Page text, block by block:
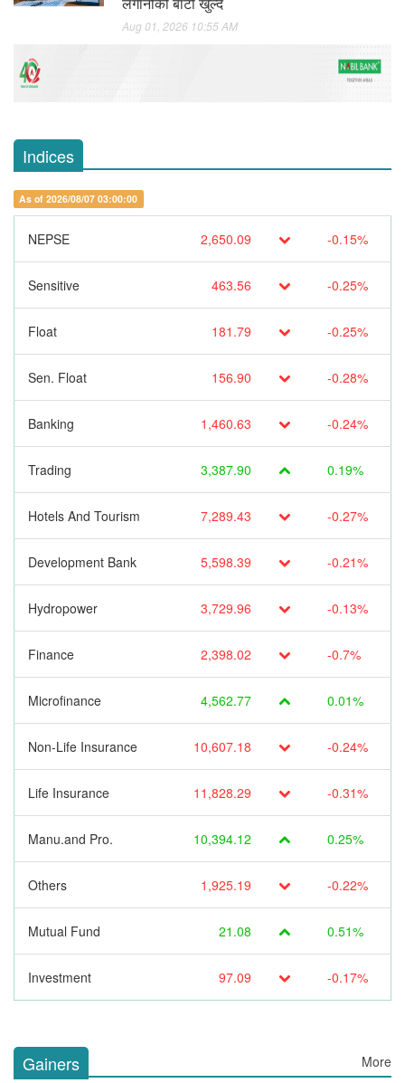
Aug 01, 2026 10:55 AM
Indices
As of 2026/08/07 03:00:00
NEPSE 2,650.09 -0.15%
Sensitive 463.56 -0.25%
Float 181.79 -0.25%
Sen. Float 156.90 -0.28%
Banking 1,460.63 -0.24%
Trading 3,387.90 0.19%
Hotels And Tourism 7,289.43 -0.27%
Development Bank 5,598.39 -0.21%
Hydropower 3,729.96 -0.13%
Finance 2,398.02 -0.7%
Microfinance 4,562.77 0.01%
Non-Life Insurance 10,607.18 -0.24%
Life Insurance 11,828.29 -0.31%
Manu.and Pro. 10,394.12 0.25%
Others 1,925.19 -0.22%
Mutual Fund 21.08 0.51%
Investment 97.09 -0.17%
Gainers More